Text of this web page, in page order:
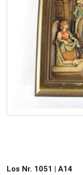
Los Nr. 1051 | A14